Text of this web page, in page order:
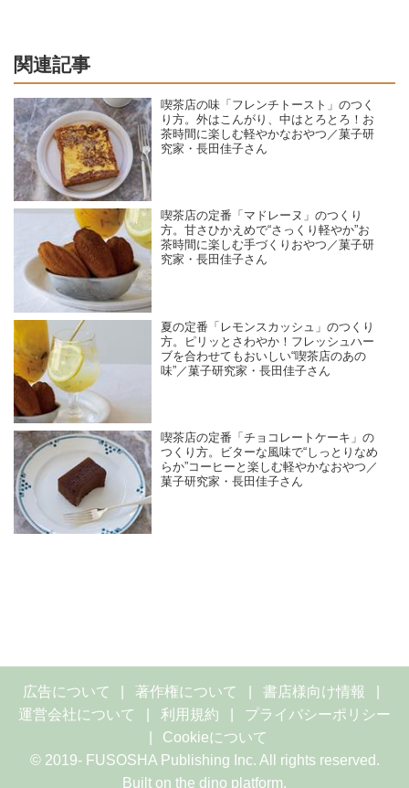
関連記事
喫茶店の味「フレンチトースト」のつく
り方。外はこんがり、中はとろとろ！お
茶時間に楽しむ軽やかなおやつ／菓子研
究家・長田佳子さん
喫茶店の定番「マドレーヌ」のつくり
方。甘さひかえめで“さっくり軽やか”お
茶時間に楽しむ手づくりおやつ／菓子研
究家・長田佳子さん
夏の定番「レモンスカッシュ」のつくり
方。ピリッとさわやか！フレッシュハー
ブを合わせてもおいしい“喫茶店のあの
味”／菓子研究家・長田佳子さん
喫茶店の定番「チョコレートケーキ」の
つくり方。ビターな風味で“しっとりなめ
らか”コーヒーと楽しむ軽やかなおやつ／
菓子研究家・長田佳子さん
広告について 著作権について
書店様向け情報
運営会社について
利用規約
プライバシーポリシー
Cookieについて
© 2019- FUSOSHA Publishing Inc. All rights reserved.
Built on the dino platform.